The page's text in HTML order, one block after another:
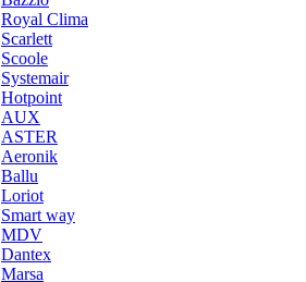
Royal Clima
Scarlett
Scoole
Systemair
Hotpoint
AUX
ASTER
Aeronik
Ballu
Loriot
Smart way
MDV
Dantex
Marsa